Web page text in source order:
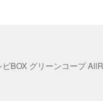
BOX グリーンコープ